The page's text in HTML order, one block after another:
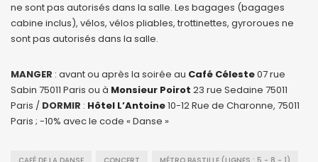
ne sont pas autorisés dans la salle. Les bagages (bagages
cabine inclus), vélos, vélos pliables, trottinettes, gyroroues ne
sont pas autorisés dans la salle.
MANGER : avant ou après la soirée au Café Céleste07 rue
Sabin 75011 Paris ou à Monsieur Poirot 23 rue Sedaine 75011
Paris / DORMIR : Hôtel L’Antoine10-12 Rue de Charonne, 75011
Paris ; -10% avec le code « Danse »